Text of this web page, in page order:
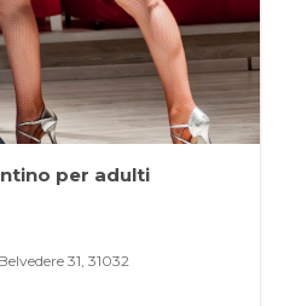
per adulti
31, 31032